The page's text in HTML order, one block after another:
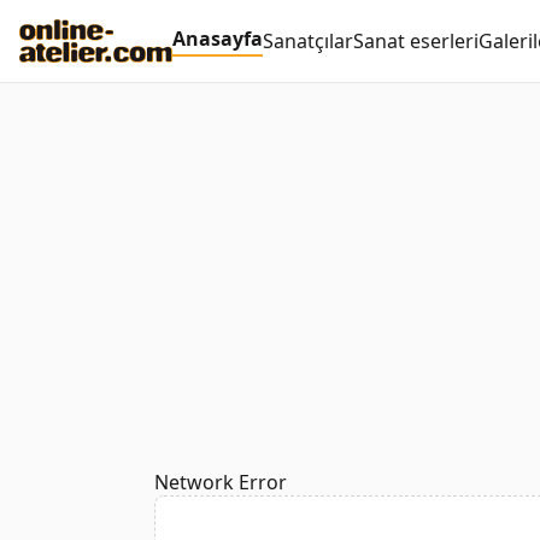
AnasayfaSanatçılarSanat eserleri
Network Error